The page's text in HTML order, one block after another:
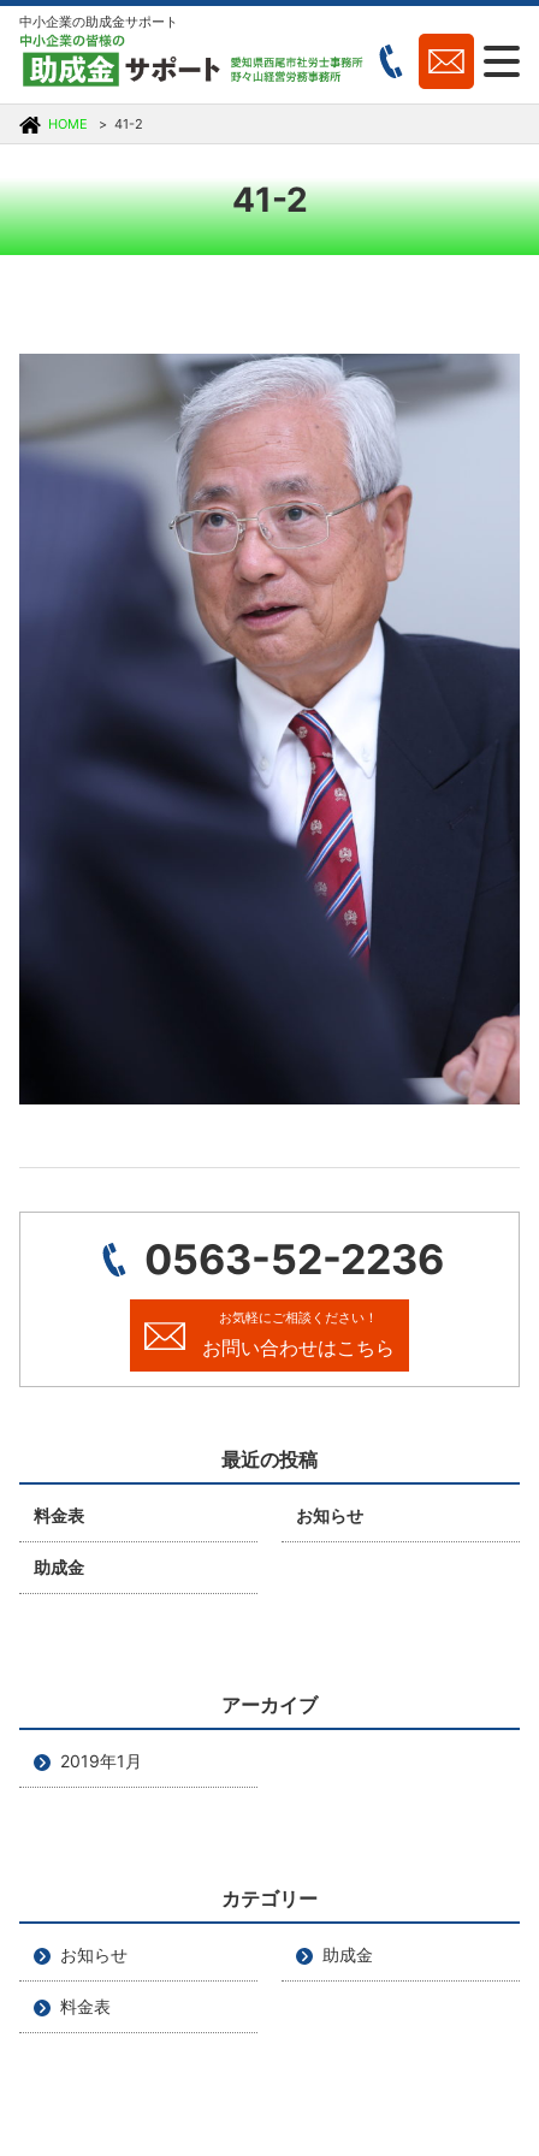
中小企業の助成金サポート
HOME 41-2
41-2
0563-52-2236
お気軽にご相談ください！
お問い合わせはこちら
最近の投稿
料金表 お知らせ
助成金
アーカイブ
2019年1月
カテゴリー
お知らせ 助成金
料金表